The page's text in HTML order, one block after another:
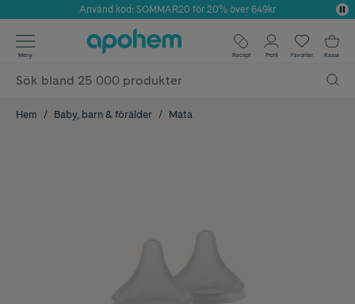
Årets Butik 2025 inom Skönhet
Använd kod: SOMMAR20 för 20% över 649kr
✓ Fri frakt
✓ Poäng på alla köp*
Meny Recept Profil Favoriter Kassa
Hem Baby, barn & förälder Mata